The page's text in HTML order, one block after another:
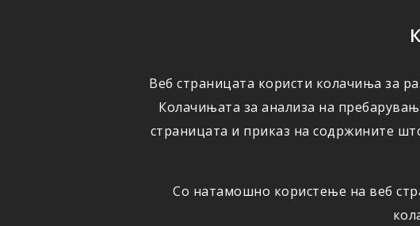
Веб страницата користи колачиња за
Колачињата за анализа на
страницата и приказ на содржините
Со натамошно користење на веб
ОСИГУРУВАЊЕ ШТЕТИ